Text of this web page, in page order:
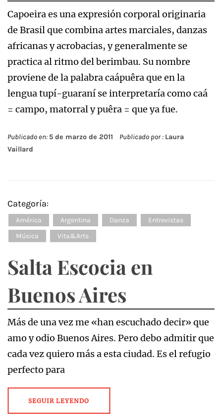
Capoeira es una expresión corporal originaria
de Brasil que combina artes marciales, danzas
africanas y acrobacias, y generalmente se
practica al ritmo del berimbau. Su nombre
proviene de la palabra caápuêra que en la
lengua tupí-guaraní se interpretaría como caá
= campo, matorral y puêra = que ya fue.
Publicado en: 5 de marzo de 2011 Publicado por : Laura
Vaillard
Categoría:
América Argentina Danza
Entrevistas
Música
Vita&Arts
Salta Escocia en
Buenos Aires
Más de una vez me «han escuchado decir» que
amo y odio Buenos Aires. Pero debo admitir que
cada vez quiero más a esta ciudad. Es el refugio
perfecto para
SEGUIR LEYENDO